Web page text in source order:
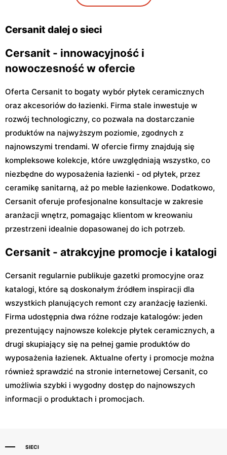
Boża Wola, ul. Klonowa 17
Cersanit dalej o sieci
Cersanit - innowacyjność i
nowoczesność w ofercie
Oferta Cersanit to bogaty wybór płytek ceramicznych
oraz akcesoriów do łazienki. Firma stale inwestuje w
rozwój technologiczny, co pozwala na dostarczanie
produktów na najwyższym poziomie, zgodnych z
najnowszymi trendami. W ofercie firmy znajdują się
kompleksowe kolekcje, które uwzględniają wszystko, co
niezbędne do wyposażenia łazienki - od płytek, przez
ceramikę sanitarną, aż po meble łazienkowe. Dodatkowo,
Cersanit oferuje profesjonalne konsultacje w zakresie
aranżacji wnętrz, pomagając klientom w kreowaniu
przestrzeni idealnie dopasowanej do ich potrzeb.
Cersanit - atrakcyjne promocje i katalogi
Cersanit regularnie publikuje gazetki promocyjne oraz
katalogi, które są doskonałym źródłem inspiracji dla
wszystkich planujących remont czy aranżację łazienki.
Firma udostępnia dwa różne rodzaje katalogów: jeden
prezentujący najnowsze kolekcje płytek ceramicznych, a
drugi skupiający się na pełnej gamie produktów do
wyposażenia łazienek. Aktualne oferty i promocje można
również sprawdzić na stronie internetowej Cersanit, co
umożliwia szybki i wygodny dostęp do najnowszych
informacji o produktach i promocjach.
SIECI